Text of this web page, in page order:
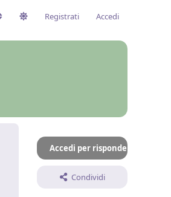
Registrati Accedi
Accedi per rispondere
Condividi